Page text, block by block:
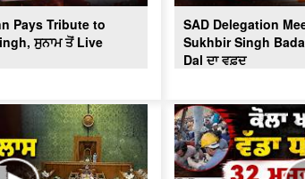
Pays Tribute to
ਸੁਨਾਮ ਤੋਂ Live
SAD Delegation
Sukhbir Singh
Dal ਦਾ ਵਫ਼ਦ